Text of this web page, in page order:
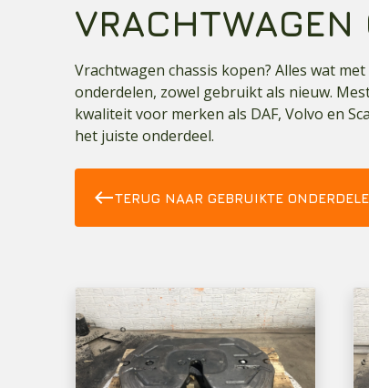
Vrachtwagen chassis kopen? Alles wat
onderdelen, zowel gebruikt als nieuw.
kwaliteit voor merken als DAF, Volvo en
het juiste onderdeel.
westTERUG NAAR GEBRUIKTE